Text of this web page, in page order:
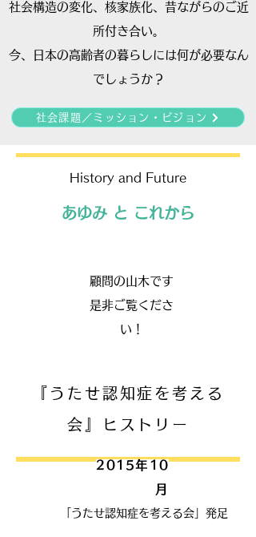
社会構造の変化、核家族化、昔ながらのご近
所付き合い。
​今、日本の高齢者の暮らしには何が必要なん
でしょうか？
社会課題／ミッション・ビジョン
History and Future
あゆみ と これから
顧問の山木です
是非ご覧くださ
い！
『うたせ認知症を考える
会』ヒストリー
2015年 10
月
「うたせ認知症を考える会」発足